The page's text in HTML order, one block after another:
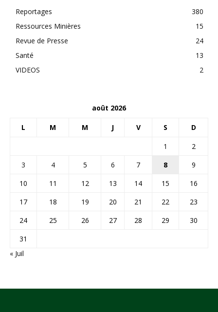
Reportages
380
Ressources Minières
15
Revue de Presse
24
Santé
13
VIDEOS
2
août 2026
L M M J V S D
1
2
3
4 5 6 7 8
9
10
11 12 13 14 15
16
17
18 19 20 21 22
23
24
25 26 27 28 29
30
31
« Juil